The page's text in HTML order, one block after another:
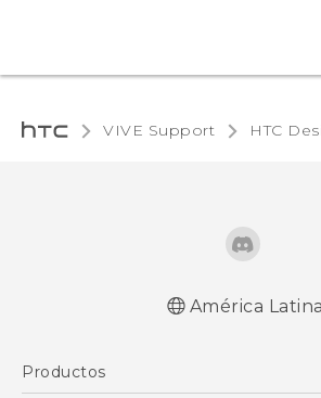
VIVE Support HTC
América Latina
Productos